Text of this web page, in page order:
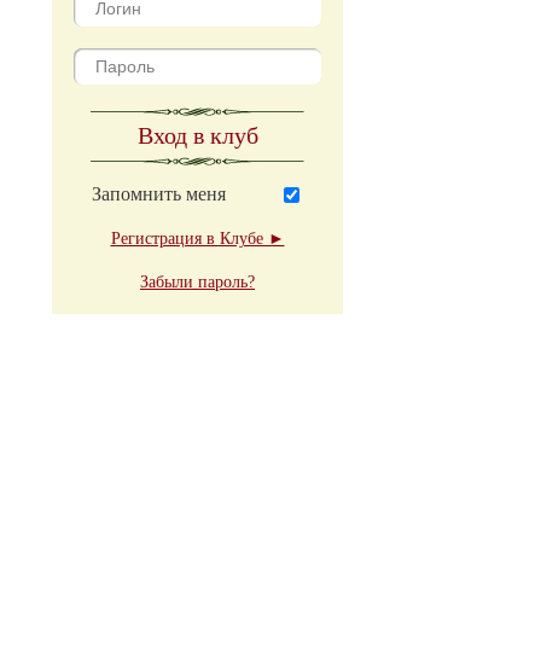
Вход в клуб
Запомнить меня
Регистрация в Клубе ►
Забыли пароль?